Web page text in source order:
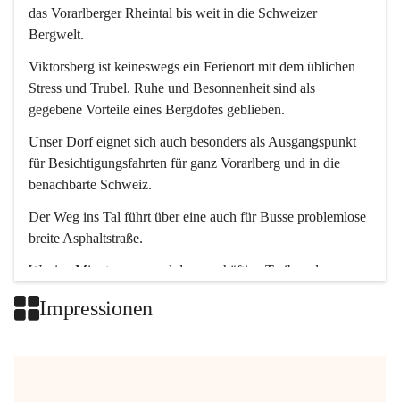
das Vorarlberger Rheintal bis weit in die Schweizer
Bergwelt.
Viktorsberg ist keineswegs ein Ferienort mit dem üblichen
Stress und Trubel. Ruhe und Besonnenheit sind als
gegebene Vorteile eines Bergdofes geblieben.
Unser Dorf eignet sich auch besonders als Ausgangspunkt
für Besichtigungsfahrten für ganz Vorarlberg und in die
benachbarte Schweiz.
Der Weg ins Tal führt über eine auch für Busse problemlose
breite Asphaltstraße.
Wenige Minuten nur, und das geschäftige Treiben der
Impressionen